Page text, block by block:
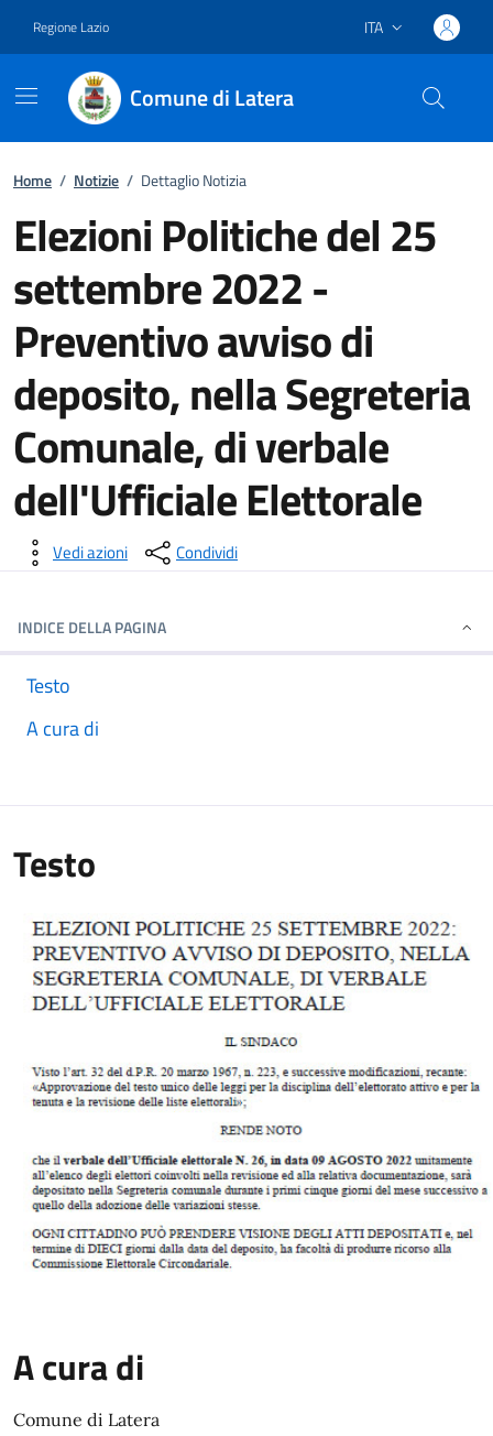
Regione Lazio Lingua attiva:
ITA
Comune di Latera
Home / Notizie / Dettaglio Notizia
Elezioni Politiche del 25
settembre 2022 -
Preventivo avviso di
deposito, nella Segreteria
Comunale, di verbale
dell'Ufficiale Elettorale
Dettagli della notizia
Vedi azioni Condividi
INDICE DELLA PAGINA
Testo
A cura di
Testo
A cura di
Comune di Latera